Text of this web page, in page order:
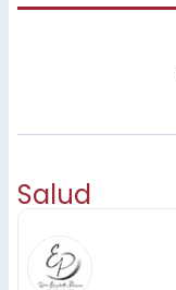
Salud